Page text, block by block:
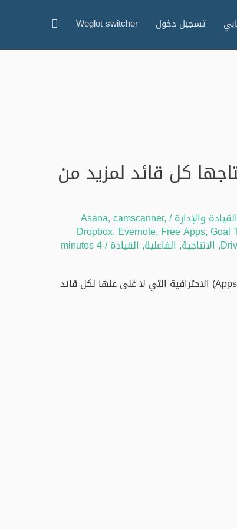
تسجيل دخول Weglot switcher البحث
كل قائد لمزيد من
القيادة والإدارة/
Asana,camscanner,
Dropbox, Evernote, Free Apps,Goal
, الانتاجية, الفاعلية, القيادة/
4 minutes
هنا مجموعة مختارة من التطبيقات (Apps) الاحترافية التي لا غنى عنها لكل قائد